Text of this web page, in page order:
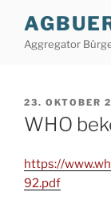
Inhalt
springenAggregator
AM
23. OKTOBER
WHO
https://
92.pdf